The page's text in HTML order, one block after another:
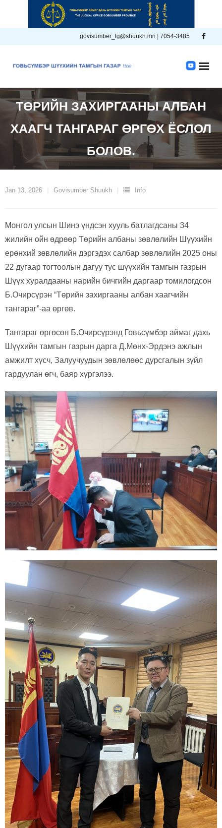
govisumber_tg@shuukh.mn | 7054-3485
ТӨРИЙН ЗАХИРГААНЫ АЛБАН
ХААГЧ ТАНГАРАГ ӨРГӨХ ЁСЛОЛ
БОЛОВ.
Jan 13, 2026 Govisumber Shuukh Info
Монгол улсын Шинэ үндсэн хууль батлагдсаны 34
жилийн ойн өдрөөр Төрийн албаны зөвлөлийн Шүүхийн
ерөнхий зөвлөлийн дэргэдэх салбар зөвлөлийн 2025 оны
22 дугаар тогтоолын дагуу тус шүүхийн тамгын газрын
Шүүх хуралдааны нарийн бичгийн даргаар томилогдсон
Б.Очирсүрэн “Төрийн захиргааны албан хаагчийн
тангараг”-аа өргөв.
Тангараг өргөсөн Б.Очирсүрэнд Говьсүмбэр аймаг дахь
Шүүхийн тамгын газрын дарга Д.Мөнх-Эрдэнэ ажлын
амжилт хүсч, Залуучуудын зөвлөлөөс дурсгалын зүйл
гардуулан өгч, баяр хүргэлээ.